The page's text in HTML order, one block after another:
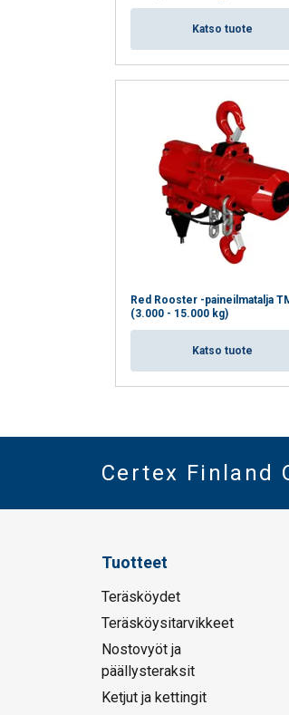
Katso tuote
Red Rooster -paineilmatalja
(3.000 - 15.000 kg)
Katso tuote
Certex Finland
Tuotteet
Teräsköydet
Teräsköysitarvikkeet
Nostovyöt ja
päällysteraksit
Ketjut ja kettingit